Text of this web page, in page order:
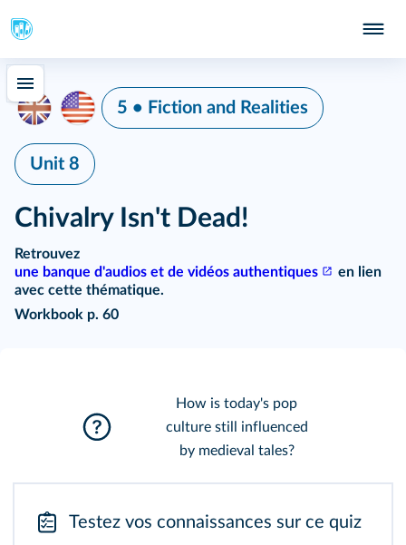
5 • Fiction and Realities
Unit 8
Chivalry Isn't Dead!
Retrouvez
une banque d'audios et de vidéos authentiques
en lien
avec cette thématique.
Workbook p. 60
How is today's pop
culture still influenced
by medieval tales?
Testez vos connaissances sur ce quiz